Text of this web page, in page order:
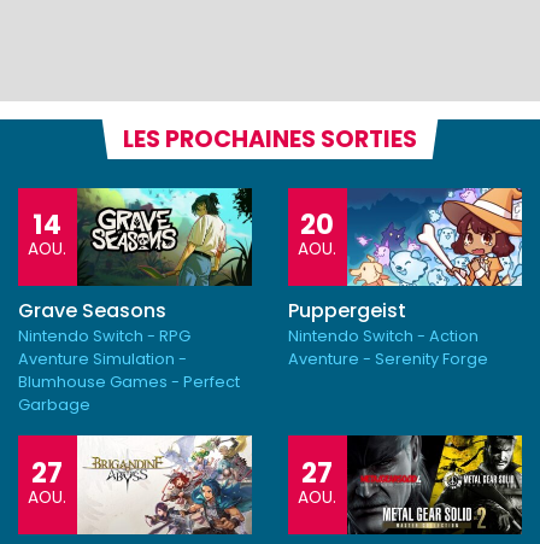
LES PROCHAINES SORTIES
14
AOU.
Grave Seasons
Nintendo Switch - RPG
Aventure Simulation -
Blumhouse Games - Perfect
Garbage
20
AOU.
Puppergeist
Nintendo Switch - Action
Aventure - Serenity Forge
27
AOU.
27
AOU.